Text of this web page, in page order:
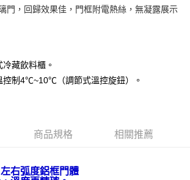
收到商品之後才付款」的支付方式。 讓您購物簡單
、不需綁卡、不需儲值。
碼，簡訊認證，即可結帳。
證並確認金額後，即可完成結帳。
元方式進行付款，方視為交易完成。
成當下不需立刻繳費，但若您需要取消訂單，請聯絡
在免運內)
門，回歸效果佳，門框附電熱絲，無凝露展示
藏飲料櫃。
控制4℃~10℃（調節式溫控旋鈕）。
商品規格 相關推薦
右弧度鋁框門體